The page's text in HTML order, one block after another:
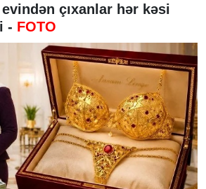
çıxanlar hər kəsi
- FOTO